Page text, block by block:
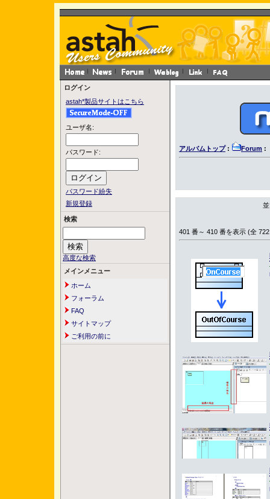
ログイン
astah*製品サイトはこちら
ユーザ名:
パスワード:
パスワード紛失
新規登録
検索
高度な検索
メインメニュー
ホーム
フォーラム
FAQ
サイトマップ
ご利用の前に
アルバムトップ: Forum :
401 番～ 410 番を表示 (全